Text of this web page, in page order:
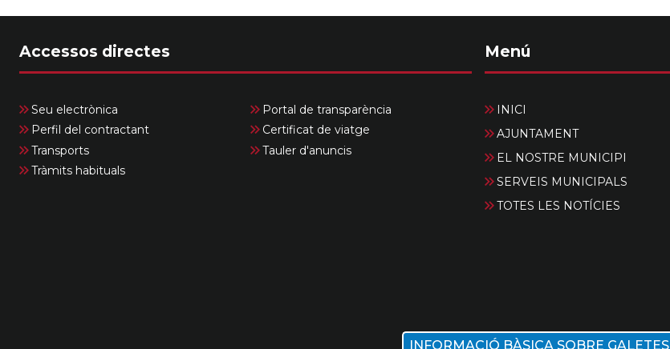
Accessos directes
Seu electrònica
Portal de transparència
Perfil del contractant
Certificat de viatge
Transports
Tauler d'anuncis
Tràmits habituals
Menú
INICI
AJUNTAMENT
EL NOSTRE MUNICIPI
SERVEIS MUNICIPALS
TOTES LES NOTÍCIES
INFORMACIÓ BÀSICA SOBRE GALETES